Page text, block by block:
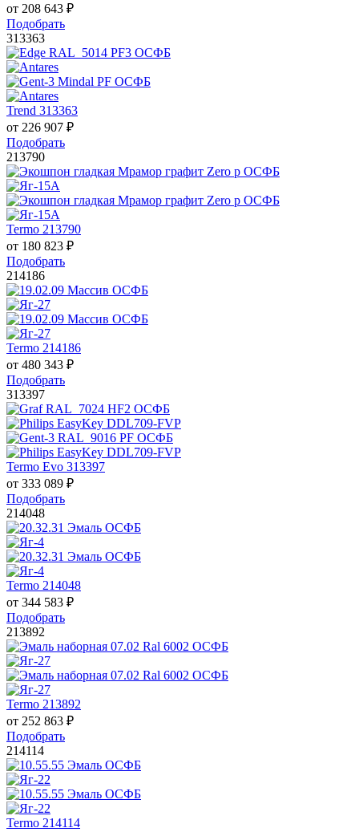
от 208 643 ₽
Подобрать
313363
Trend 313363
от 226 907 ₽
Подобрать
213790
Termo 213790
от 180 823 ₽
Подобрать
214186
Termo 214186
от 480 343 ₽
Подобрать
313397
Termo Evo 313397
от 333 089 ₽
Подобрать
214048
Termo 214048
от 344 583 ₽
Подобрать
213892
Termo 213892
от 252 863 ₽
Подобрать
214114
Termo 214114